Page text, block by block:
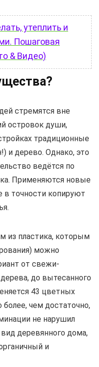
утеплить и
Пошаговая
& Видео)
стремятся вне
островок души,
традиционные
и дерево. Однако, это
ведётся по
Применяются новые
в точности копируют
из пластика, которым
можно
от свежи-
до вытесанного
43 цветных
более, чем достаточно,
не нарушил
деревянного дома,
и